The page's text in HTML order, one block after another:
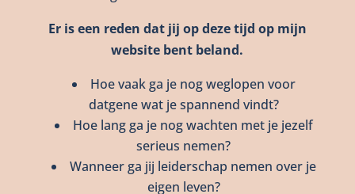
Er is een reden dat jij op deze tijd op mijn
website bent beland.
Hoe vaak ga je nog weglopen voor
datgene wat je spannend vindt?
Hoe lang ga je nog wachten met je jezelf
serieus nemen?
Wanneer ga jij leiderschap nemen over je
eigen leven?